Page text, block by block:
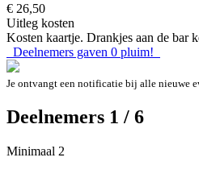
€ 26,50
Uitleg kosten
Kosten kaartje. Drankjes aan de bar
Deelnemers gaven 0 pluim!
Je ontvangt een notificatie bij alle nieuwe
Deelnemers 1 / 6
Minimaal 2